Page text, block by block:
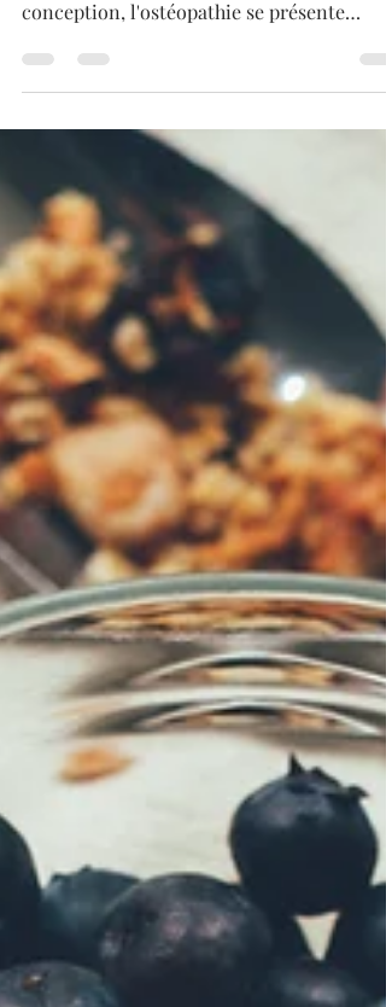
La médecine conventionnelle propose
conception, l'ostéopathie se présente
comme une approche...